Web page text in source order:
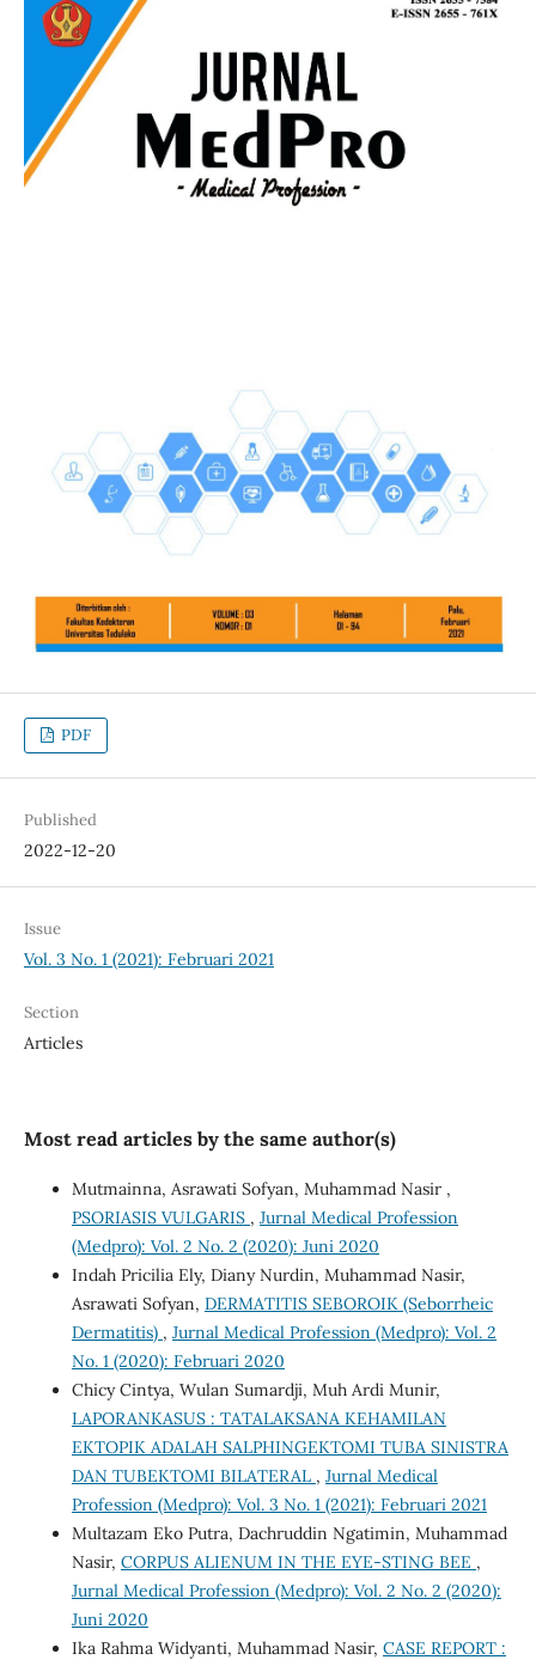
PDF
Published
2022-12-20
Issue
Vol. 3 No. 1 (2021): Februari 2021
Section
Articles
Most read articles by the same author(s)
Mutmainna, Asrawati Sofyan, Muhammad Nasir ,
PSORIASIS VULGARIS , Jurnal Medical Profession
(Medpro): Vol. 2 No. 2 (2020): Juni 2020
Indah Pricilia Ely, Diany Nurdin, Muhammad Nasir,
Asrawati Sofyan, DERMATITIS SEBOROIK (Seborrheic
Dermatitis) , Jurnal Medical Profession (Medpro): Vol. 2
No. 1 (2020): Februari 2020
Chicy Cintya, Wulan Sumardji, Muh Ardi Munir,
LAPORANKASUS : TATALAKSANA KEHAMILAN
EKTOPIK ADALAH SALPHINGEKTOMI TUBA SINISTRA
DAN TUBEKTOMI BILATERAL , Jurnal Medical
Profession (Medpro): Vol. 3 No. 1 (2021): Februari 2021
Multazam Eko Putra, Dachruddin Ngatimin, Muhammad
Nasir, CORPUS ALIENUM IN THE EYE-STING BEE ,
Jurnal Medical Profession (Medpro): Vol. 2 No. 2 (2020):
Juni 2020
Ika Rahma Widyanti, Muhammad Nasir, CASE REPORT :